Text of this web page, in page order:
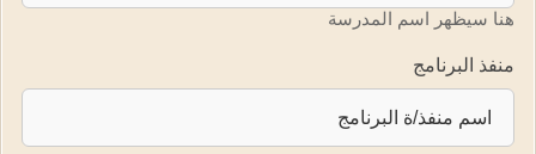
هنا سيظهر اسم المدرسة
منفذ البرنامج